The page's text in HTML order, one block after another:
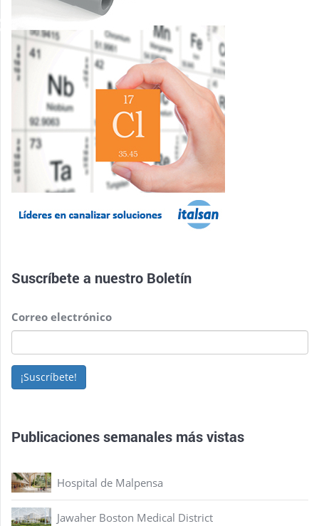
Suscríbete a nuestro Boletín
Correo electrónico
¡Suscríbete!
Publicaciones semanales más vistas
Hospital de Malpensa
Jawaher Boston Medical District